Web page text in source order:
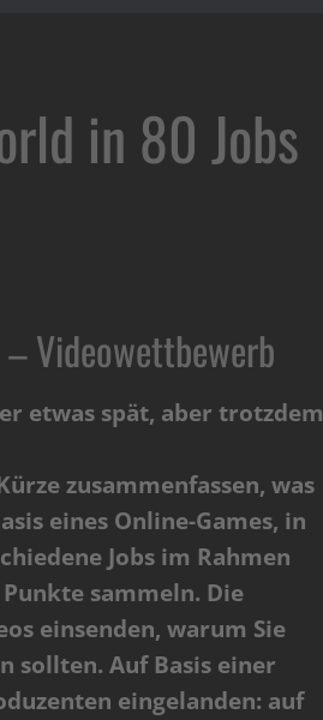
in 80 Jobs
Videowettbewerb
etwas spät, aber trotzdem
zusammenfassen, was
eines Online-Games, in
Jobs im Rahmen
sammeln. Die
einsenden, warum Sie
sollten. Auf Basis einer
eingelanden: auf